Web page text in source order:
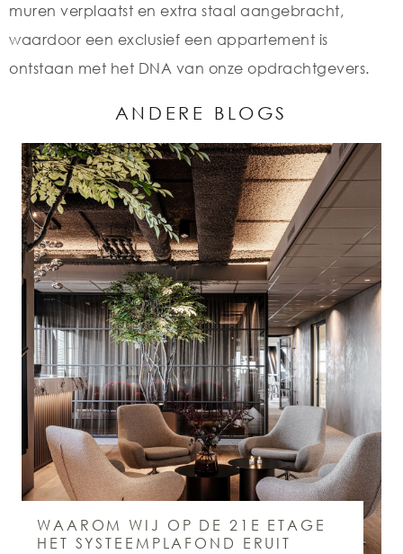
muren verplaatst en extra staal aangebracht,
waardoor een exclusief een appartement is
ontstaan met het DNA van onze opdrachtgevers.
ANDERE BLOGS
WAAROM WIJ OP DE 21E ETAGE
HET SYSTEEMPLAFOND ERUIT